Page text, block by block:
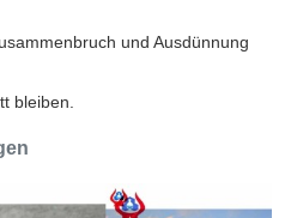
und Ausdünnung
bleiben.